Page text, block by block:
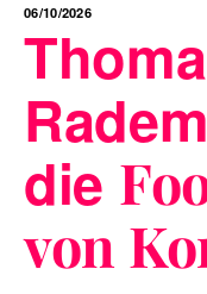
06/10/2026
die
von